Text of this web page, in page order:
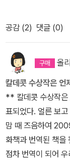
on Home Soon :
Goodbye
06]* 칼데콧 아너 * Rosa : Nikki Giovanni/Bryan Collier(그림)
Zen Shorts : Jon J. Muth Hot Air: The
of the First Hot-Air
of the Water
man/Beckie
7]* 칼데콧 아너 * Gone Wild: An Endangered Animal Alphabe
t : David McLimans Moses: When Harriet Tubman
책들을 모아 보았
행복한 사자,그 사자
상에 나가자신을 반
기다리고 있다,사
무척이나 상상력이
아이들의 마음을 가
책! 엄마는 집에서
사는 세상의 이치라
을 들어주느라 행복
자의 이 이야기를
맡겨진 상황에 충실
공감 (2) 댓글 (0)
올
칼데콧 수상작은 언
** 칼데콧 수상작
표되었다. 얼른 보
맘 때 즈음하여
화책과 번역된 책을
점차 번역이 되어